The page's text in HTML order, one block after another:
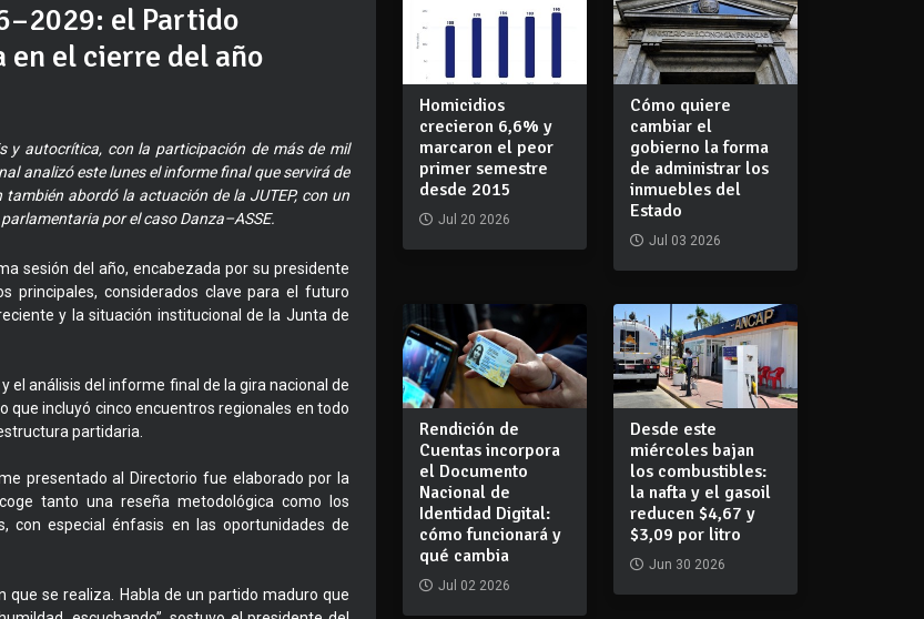
el Partido
en el cierre del año
y autocrítica, con la participación de más de mil
analizó este lunes el informe final que servirá de
abordó la actuación de la JUTEP, con un
por el caso Danza–ASSE.
sesión del año, encabezada por su presidente
principales, considerados clave para el futuro
y la situación institucional de la Junta de
el análisis del informe final de la gira nacional de
que incluyó cinco encuentros regionales en todo
partidaria.
presentado al Directorio fue elaborado por la
tanto una reseña metodológica como los
con especial énfasis en las oportunidades de
que se realiza. Habla de un partido maduro que
Homicidios
crecieron 6,6% y
marcaron el peor
primer semestre
desde 2015
Jul 20 2026
Cómo quiere
cambiar el
gobierno la forma
de administrar los
inmuebles del
Estado
Jul 03 2026
Rendición de
Cuentas incorpora
el Documento
Nacional de
Identidad Digital:
cómo funcionará y
qué cambia
Jul 02 2026
Desde este
miércoles bajan
los combustibles:
la nafta y el gasoil
reducen $4,67 y
$3,09 por litro
Jun 30 2026